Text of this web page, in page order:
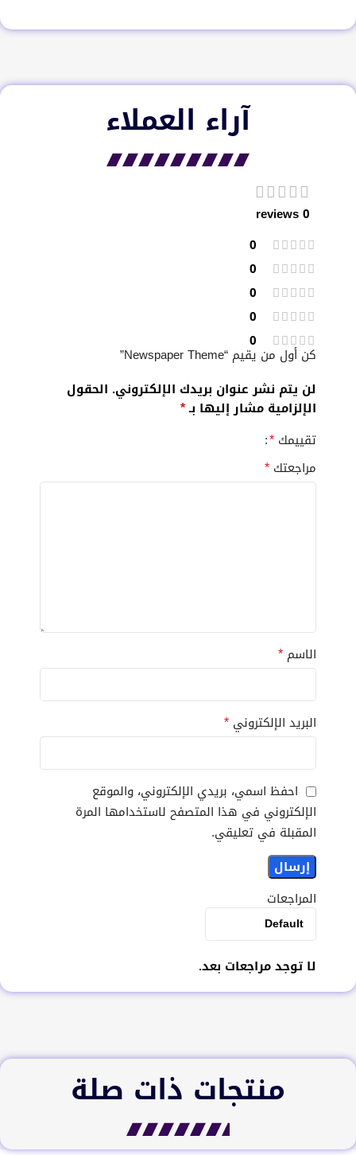
آراء العملاء​
0 reviews
0
0
0
0
0
المراجعات
لا توجد مراجعات بعد.
كن أول من يقيم “Newspaper Theme”
لن يتم نشر عنوان بريدك الإلكتروني. الحقول
الإلزامية مشار إليها بـ*
تقييمك *
مراجعتك *
الاسم *
البريد الإلكتروني *
احفظ اسمي، بريدي الإلكتروني، والموقع
الإلكتروني في هذا المتصفح لاستخدامها المرة
المقبلة في تعليقي.
منتجات ذات صلة